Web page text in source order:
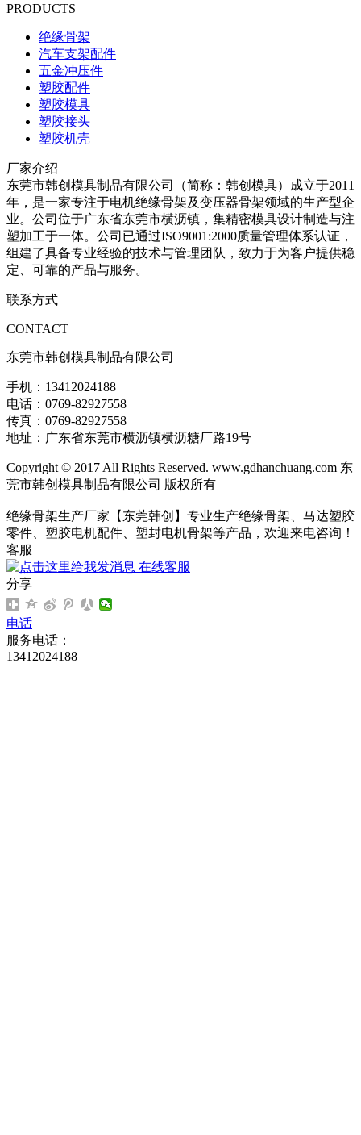
PRODUCTS
绝缘骨架
汽车支架配件
五金冲压件
塑胶配件
塑胶模具
塑胶接头
塑胶机壳
厂家介绍
东莞市韩创模具制品有限公司（简称：韩创模具）成立于2011
年，是一家专注于电机绝缘骨架及变压器骨架领域的生产型企
业。公司位于广东省东莞市横沥镇，集精密模具设计制造与注
塑加工于一体。公司已通过ISO9001:2000质量管理体系认证，
组建了具备专业经验的技术与管理团队，致力于为客户提供稳
定、可靠的产品与服务。
联系方式
CONTACT
东莞市韩创模具制品有限公司
手机：13412024188
电话：0769-82927558
传真：0769-82927558
地址：广东省东莞市横沥镇横沥糖厂路19号
Copyright © 2017 All Rights Reserved. www.gdhanchuang.com 东
莞市韩创模具制品有限公司 版权所有
绝缘骨架生产厂家【东莞韩创】专业生产绝缘骨架、马达塑胶
零件、塑胶电机配件、塑封电机骨架等产品，欢迎来电咨询！
客服
在线客服
分享
电话
服务电话：
13412024188